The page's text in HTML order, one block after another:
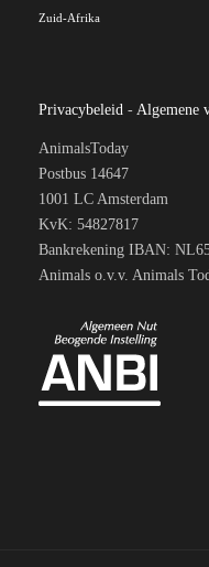
Zuid-Afrika
Privacybeleid - Algemene
AnimalsToday
Postbus 14647
1001 LC Amsterdam
KvK: 54827817
Bankrekening IBAN:
Animals o.v.v. Animals